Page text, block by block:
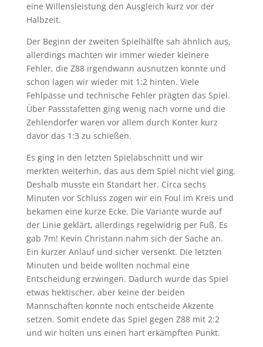
eine Willensleistung den Ausgleich kurz vor der
Halbzeit.
Der Beginn der zweiten Spielhälfte sah ähnlich aus,
allerdings machten wir immer wieder kleinere
Fehler, die Z88 irgendwann ausnutzen konnte und
schon lagen wir wieder mit 1:2 hinten. Viele
Fehlpässe und technische Fehler prägten das Spiel.
Über Passstafetten ging wenig nach vorne und die
Zehlendorfer waren vor allem durch Konter kurz
davor das 1:3 zu schießen.
Es ging in den letzten Spielabschnitt und wir
merkten weiterhin, das aus dem Spiel nicht viel ging.
Deshalb musste ein Standart her. Circa sechs
Minuten vor Schluss zogen wir ein Foul im Kreis und
bekamen eine kurze Ecke. Die Variante wurde auf
der Linie geklärt, allerdings regelwidrig per Fuß. Es
gab 7m! Kevin Christann nahm sich der Sache an.
Ein kurzer Anlauf und sicher versenkt. Die letzten
Minuten und beide wollten nochmal eine
Entscheidung erzwingen. Dadurch wurde das Spiel
etwas hektischer, aber keine der beiden
Mannschaften konnte noch entscheide Akzente
setzen. Somit endete das Spiel gegen Z88 mit 2:2
und wir holten uns einen hart erkämpften Punkt.